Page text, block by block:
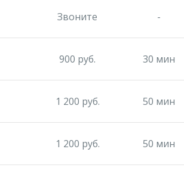
Звоните -
900 руб. 30 мин
1 200 руб. 50 мин
1 200 руб. 50 мин